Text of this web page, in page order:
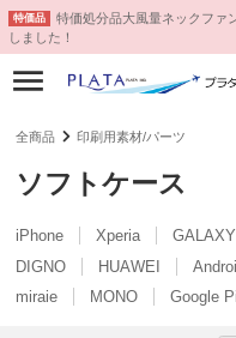
特価品
特価処分品大風量ネックファ
しました！
全商品 印刷用素材/パーツ
ソフトケース
iPhone Xperia GALAXY
DIGNO
HUAWEI
miraie
MONO Google